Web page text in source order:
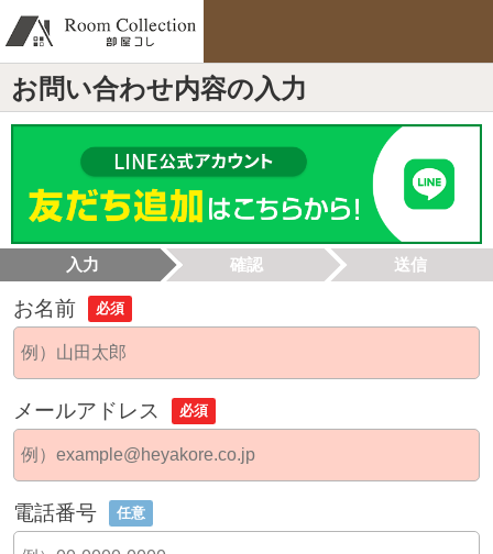
お問い合わせ内容の入力
入力 確認 送信
お名前 必須
メールアドレス 必須
電話番号 任意